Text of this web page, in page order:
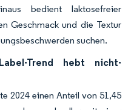
bedient laktosefreier
Geschmack und die Textur
suchen.
Trend hebt nicht-
2024 einen Anteil von 51,45